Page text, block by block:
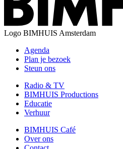
Logo BIMHUIS Amsterdam
Agenda
Plan je bezoek
Steun ons
Radio & TV
BIMHUIS Productions
Educatie
Verhuur
BIMHUIS Café
Over ons